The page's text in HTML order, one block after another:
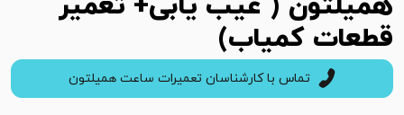
قطعات کمیاب)
تماس با کارشناسان تعمیرات ساعت همیلتون